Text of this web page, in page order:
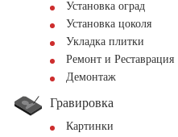
Установка оград
Установка цоколя
Укладка плитки
Ремонт и Реставрация
Демонтаж
Гравировка
Картинки